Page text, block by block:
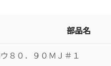
部品名
８０．９０ＭＪ＃１